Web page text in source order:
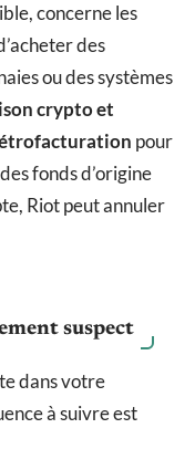
concerne les
des
ou des systèmes
crypto et
pour
fonds d’origine
Riot peut annuler
suspect
dans votre
à suivre est